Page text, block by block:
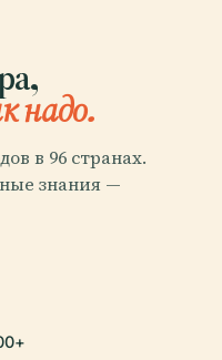
надо.
в 96 странах.
знания —